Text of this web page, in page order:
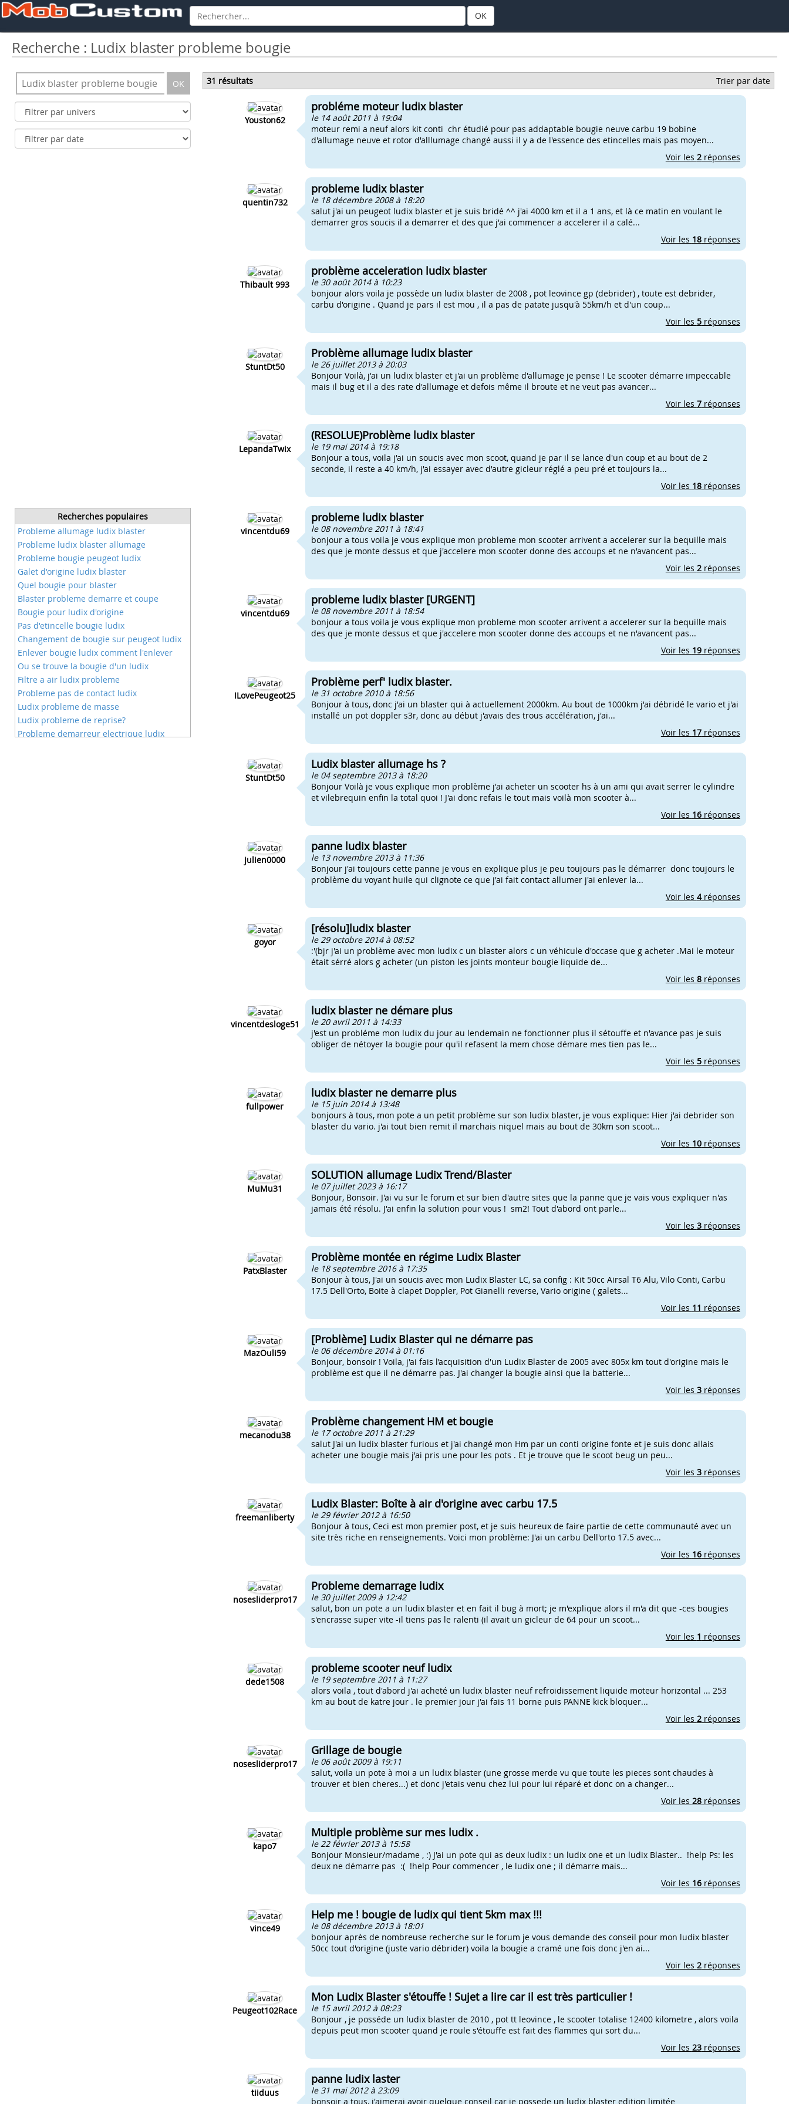
OK
Recherche : Ludix blaster probleme bougie
OK
Recherches populaires
Probleme allumage ludix blaster
Probleme ludix blaster allumage
Probleme bougie peugeot ludix
Galet d'origine ludix blaster
Quel bougie pour blaster
Blaster probleme demarre et coupe
Bougie pour ludix d'origine
Pas d'etincelle bougie ludix
Changement de bougie sur peugeot ludix
Enlever bougie ludix comment l'enlever
Ou se trouve la bougie d'un ludix
Filtre a air ludix probleme
Probleme pas de contact ludix
Ludix probleme de masse
Ludix probleme de reprise?
Probleme demarreur electrique ludix
31 résultats Trier par date
Youston62
probléme moteur ludix blaster
le 14 août 2011 à 19:04
moteur remi a neuf alors kit conti chr étudié pour pas addaptable bougie neuve carbu 19 bobine
d'allumage neuve et rotor d'alllumage changé aussi il y a de l'essence des etincelles mais pas moyen...
Voir les 2réponses
quentin732
probleme ludix blaster
le 18 décembre 2008 à 18:20
salut j'ai un peugeot ludix blaster et je suis bridé ^^ j'ai 4000 km et il a 1 ans, et là ce matin en voulant le
demarrer gros soucis il a demarrer et des que j'ai commencer a accelerer il a calé...
Voir les 18réponses
Thibault 993
problème acceleration ludix blaster
le 30 août 2014 à 10:23
bonjour alors voila je possède un ludix blaster de 2008 , pot leovince gp (debrider) , toute est debrider,
carbu d'origine . Quand je pars il est mou , il a pas de patate jusqu'à 55km/h et d'un coup...
Voir les 5réponses
StuntDt50
Problème allumage ludix blaster
le 26 juillet 2013 à 20:03
Bonjour Voilà, j'ai un ludix blaster et j'ai un problème d'allumage je pense ! Le scooter démarre impeccable
mais il bug et il a des rate d'allumage et defois même il broute et ne veut pas avancer...
Voir les 7réponses
LepandaTwix
(RESOLUE)Problème ludix blaster
le 19 mai 2014 à 19:18
Bonjour a tous, voila j'ai un soucis avec mon scoot, quand je par il se lance d'un coup et au bout de 2
seconde, il reste a 40 km/h, j'ai essayer avec d'autre gicleur réglé a peu pré et toujours la...
Voir les 18réponses
vincentdu69
probleme ludix blaster
le 08 novembre 2011 à 18:41
bonjour a tous voila je vous explique mon probleme mon scooter arrivent a accelerer sur la bequille mais
des que je monte dessus et que j'accelere mon scooter donne des accoups et ne n'avancent pas...
Voir les 2réponses
vincentdu69
probleme ludix blaster [URGENT]
le 08 novembre 2011 à 18:54
bonjour a tous voila je vous explique mon probleme mon scooter arrivent a accelerer sur la bequille mais
des que je monte dessus et que j'accelere mon scooter donne des accoups et ne n'avancent pas...
Voir les 19réponses
ILovePeugeot25
Problème perf' ludix blaster.
le 31 octobre 2010 à 18:56
Bonjour à tous, donc j'ai un blaster qui à actuellement 2000km. Au bout de 1000km j'ai débridé le vario et j'ai
installé un pot doppler s3r, donc au début j'avais des trous accélération, j'ai...
Voir les 17réponses
StuntDt50
Ludix blaster allumage hs ?
le 04 septembre 2013 à 18:20
Bonjour Voilà je vous explique mon problème j'ai acheter un scooter hs à un ami qui avait serrer le cylindre
et vilebrequin enfin la total quoi ! J'ai donc refais le tout mais voilà mon scooter à...
Voir les 16réponses
julien0000
panne ludix blaster
le 13 novembre 2013 à 11:36
Bonjour j'ai toujours cette panne je vous en explique plus je peu toujours pas le démarrer donc toujours le
problème du voyant huile qui clignote ce que j'ai fait contact allumer j'ai enlever la...
Voir les 4réponses
goyor
[résolu]ludix blaster
le 29 octobre 2014 à 08:52
:'(bjr j'ai un problème avec mon ludix c un blaster alors c un véhicule d'occase que g acheter .Mai le moteur
était sérré alors g acheter (un piston les joints monteur bougie liquide de...
Voir les 8réponses
vincentdesloge51
ludix blaster ne démare plus
le 20 avril 2011 à 14:33
j'est un probléme mon ludix du jour au lendemain ne fonctionner plus il sétouffe et n'avance pas je suis
obliger de nétoyer la bougie pour qu'il refasent la mem chose démare mes tien pas le...
Voir les 5réponses
fullpower
ludix blaster ne demarre plus
le 15 juin 2014 à 13:48
bonjours à tous, mon pote a un petit problème sur son ludix blaster, je vous explique: Hier j'ai debrider son
blaster du vario. j'ai tout bien remit il marchais niquel mais au bout de 30km son scoot...
Voir les 10réponses
MuMu31
SOLUTION allumage Ludix Trend/Blaster
le 07 juillet 2023 à 16:17
Bonjour, Bonsoir. J'ai vu sur le forum et sur bien d'autre sites que la panne que je vais vous expliquer n'as
jamais été résolu. J'ai enfin la solution pour vous ! sm2! Tout d'abord ont parle...
Voir les 3réponses
PatxBlaster
Problème montée en régime Ludix Blaster
le 18 septembre 2016 à 17:35
Bonjour à tous, J'ai un soucis avec mon Ludix Blaster LC, sa config : Kit 50cc Airsal T6 Alu, Vilo Conti, Carbu
17.5 Dell'Orto, Boite à clapet Doppler, Pot Gianelli reverse, Vario origine ( galets...
Voir les 11 réponses
MazOuli59
[Problème] Ludix Blaster qui ne démarre pas
le 06 décembre 2014 à 01:16
Bonjour, bonsoir ! Voila, j'ai fais l’acquisition d'un Ludix Blaster de 2005 avec 805x km tout d'origine mais le
problème est que il ne démarre pas. J'ai changer la bougie ainsi que la batterie...
Voir les 3réponses
mecanodu38
Problème changement HM et bougie
le 17 octobre 2011 à 21:29
salut J'ai un ludix blaster furious et j'ai changé mon Hm par un conti origine fonte et je suis donc allais
acheter une bougie mais j'ai pris une pour les pots . Et je trouve que le scoot beug un peu...
Voir les 3réponses
freemanliberty
Ludix Blaster: Boîte à air d'origine avec carbu 17.5
le 29 février 2012 à 16:50
Bonjour à tous, Ceci est mon premier post, et je suis heureux de faire partie de cette communauté avec un
site très riche en renseignements. Voici mon problème: J'ai un carbu Dell'orto 17.5 avec...
Voir les 16réponses
nosesliderpro17
Probleme demarrage ludix
le 30 juillet 2009 à 12:42
salut, bon un pote a un ludix blaster et en fait il bug à mort; je m'explique alors il m'a dit que -ces bougies
s'encrasse super vite -il tiens pas le ralenti (il avait un gicleur de 64 pour un scoot...
Voir les 1 réponses
dede1508
probleme scooter neuf ludix
le 19 septembre 2011 à 11:27
alors voila , tout d'abord j'ai acheté un ludix blaster neuf refroidissement liquide moteur horizontal ... 253
km au bout de katre jour . le premier jour j'ai fais 11 borne puis PANNE kick bloquer...
Voir les 2réponses
nosesliderpro17
Grillage de bougie
le 06 août 2009 à 19:11
salut, voila un pote à moi a un ludix blaster (une grosse merde vu que toute les pieces sont chaudes à
trouver et bien cheres...) et donc j'etais venu chez lui pour lui réparé et donc on a changer...
Voir les 28réponses
kapo7
Multiple problème sur mes ludix .
le 22 février 2013 à 15:58
Bonjour Monsieur/madame , :) J'ai un pote qui as deux ludix : un ludix one et un ludix Blaster.. !help Ps: les
deux ne démarre pas :( !help Pour commencer , le ludix one ; il démarre mais...
Voir les 16réponses
vince49
Help me ! bougie de ludix qui tient 5km max !!!
le 08 décembre 2013 à 18:01
bonjour après de nombreuse recherche sur le forum je vous demande des conseil pour mon ludix blaster
50cc tout d'origine (juste vario débrider) voila la bougie a cramé une fois donc j'en ai...
Voir les 2réponses
Peugeot102Race
Mon Ludix Blaster s'étouffe ! Sujet a lire car il est très particulier !
le 15 avril 2012 à 08:23
Bonjour , je posséde un ludix blaster de 2010 , pot tt leovince , le scooter totalise 12400 kilometre , alors voila
depuis peut mon scooter quand je roule s'étouffe est fait des flammes qui sort du...
Voir les 23réponses
tiiduus
panne ludix laster
le 31 mai 2012 à 23:09
bonsoir a tous, j'aimerai avoir quelque conseil car je possede un ludix blaster edition limitée